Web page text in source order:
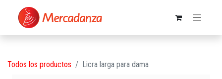
Todos los productos Licra larga para dama